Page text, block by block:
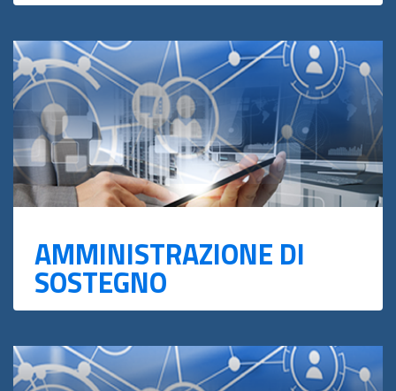
AMMINISTRAZIONE DI
SOSTEGNO